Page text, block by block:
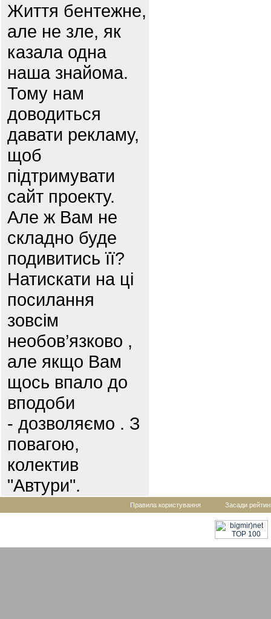
Життя бентежне,
але не зле, як
казала одна
наша знайома.
Тому нам
доводиться
давати рекламу,
щоб
підтримувати
сайт проекту.
Але ж Вам не
складно буде
подивитись її?
Натискати на ці
посилання
зовсім
необов’язково ,
але якщо Вам
щось впало до
вподоби
- дозволяємо . З
повагою,
колектив
"Автури".
Правила користування Засади